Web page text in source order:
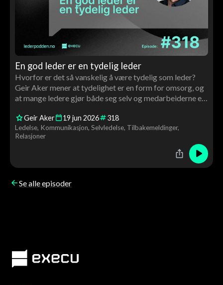
En god leder er en tydelig leder
Hvorfor er det så vanskelig å være tydelig som leder?
Geir Aker mener at tydelighet er en form for omsorg, og
at mange ledere gjør både seg selv og medarbeiderne en
praktisk samtale om kommunikasjon, krav, relasjoner og
ledelse i hverdagen.
Geir Aker 19 jun 2026 318
Ledelse Kommunikasjon Selvledelse Tilbakemeldinger
Relasjoner
Se alle episoder